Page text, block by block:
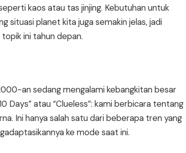
kaos atau tas jinjing. Kebutuhan untuk
situasi planet kita juga semakin jelas, jadi
ini tahun depan.
an sedang mengalami kebangkitan besar
Days” atau “Clueless”: kami berbicara tentang
Ini hanya salah satu dari beberapa tren yang
ke mode saat ini.